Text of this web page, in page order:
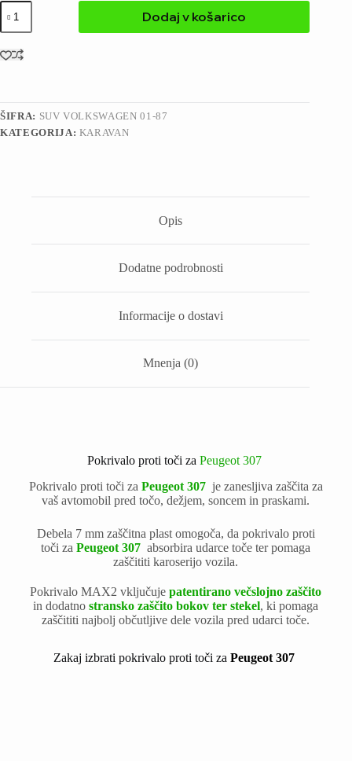
Dodaj v košarico
ŠIFRA: SUV VOLKSWAGEN 01-87
KATEGORIJA: KARAVAN
Opis
Dodatne podrobnosti
Informacije o dostavi
Mnenja (0)
Pokrivalo proti toči za Peugeot 307
Pokrivalo proti toči za Peugeot 307 je zanesljiva zaščita za
vaš avtomobil pred točo, dežjem, soncem in praskami.
Debela 7 mm zaščitna plast omogoča, da pokrivalo proti
toči za Peugeot 307absorbira udarce toče ter pomaga
zaščititi karoserijo vozila.
Pokrivalo MAX2 vključujepatentirano večslojno zaščito
in dodatnostransko zaščito bokov ter stekel, ki pomaga
zaščititi najbolj občutljive dele vozila pred udarci toče.
Zakaj izbrati pokrivalo proti toči zaPeugeot 307